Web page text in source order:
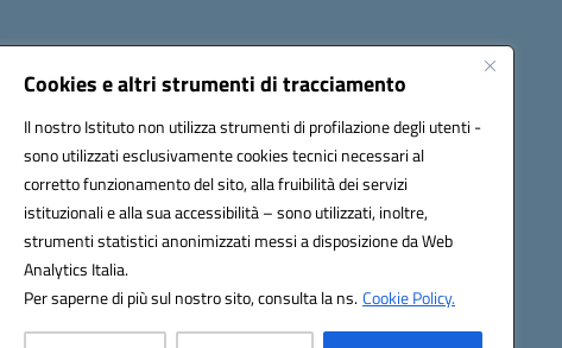
Cookies e altri strumenti di tracciamento
Il nostro Istituto non utilizza strumenti di profilazione degli utenti -
sono utilizzati esclusivamente cookies tecnici necessari al
corretto funzionamento del sito, alla fruibilità dei servizi
istituzionali e alla sua accessibilità – sono utilizzati, inoltre,
strumenti statistici anonimizzati messi a disposizione da Web
Analytics Italia.
Per saperne di più sul nostro sito, consulta la ns.Cookie Policy.
paic820003@pec.istruzione.it